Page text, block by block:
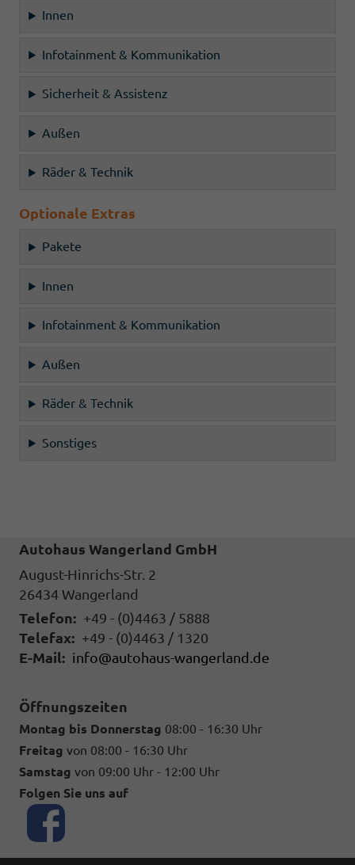
Innen
Infotainment & Kommunikation
Sicherheit & Assistenz
Außen
Räder & Technik
Optionale Extras
Pakete
Innen
Infotainment & Kommunikation
Außen
Räder & Technik
Sonstiges
Autohaus Wangerland GmbH
August-Hinrichs-Str. 2
26434 Wangerland
Telefon: +49 - (0)4463 / 5888
Telefax: +49 - (0)4463 / 1320
E-Mail: info@autohaus-wangerland.de
Öffnungszeiten
Montag bis Donnerstag 08:00 - 16:30 Uhr
Freitag von 08:00 - 16:30 Uhr
Samstag von 09:00 Uhr - 12:00 Uhr
Folgen Sie uns auf